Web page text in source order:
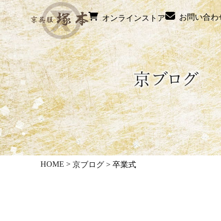
オンラインストア お問い合わ
HOME > 京ブログ > 卒業式